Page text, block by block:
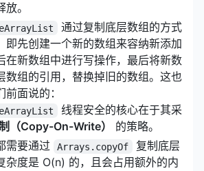
。
通过复制底层数组的方式
即先创建一个新的数组来容纳新添加
在新数组中进行写操作，最后将新数
数组的引用，替换掉旧的数组。这也
面说的：
线程安全的核心在于其采
（Copy-On-Write）
的策略。
需要通过
Arrays.copyOf
复制底层
杂度是 O(n) 的，且会占用额外的内